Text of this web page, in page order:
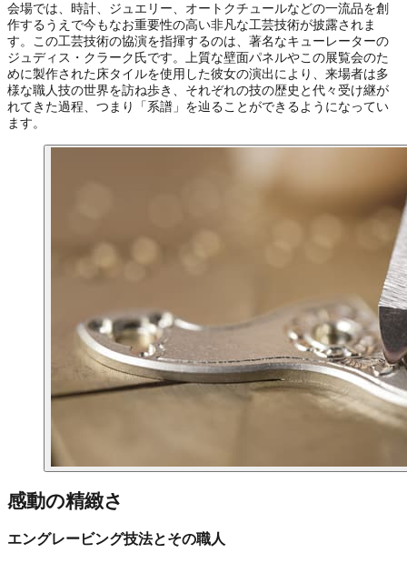
会場では、時計、ジュエリー、オートクチュールなどの一流品を創
作するうえで今もなお重要性の高い非凡な工芸技術が披露されま
す。この工芸技術の協演を指揮するのは、著名なキューレーターの
ジュディス・クラーク氏です。上質な壁面パネルやこの展覧会のた
めに製作された床タイルを使用した彼女の演出により、来場者は多
様な職人技の世界を訪ね歩き、それぞれの技の歴史と代々受け継が
れてきた過程、つまり「系譜」を辿ることができるようになってい
ます。
感動の精緻さ
エングレービング技法とその職人